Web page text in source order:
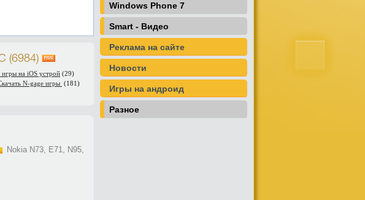
(6984)
игры на iOS устрой (29)
N-gage игры (181)
Nokia N73, E71, N95,
Windows Phone 7
Smart - Видео
Реклама на сайте
Новости
Игры на андроид
Разное